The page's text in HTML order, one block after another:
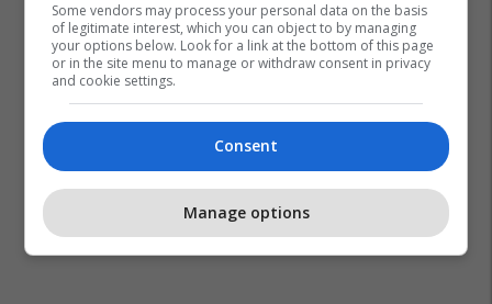
Some vendors may process your personal data on the basis
of legitimate interest, which you can object to by managing
your options below. Look for a link at the bottom of this page
or in the site menu to manage or withdraw consent in privacy
and cookie settings.
Consent
Manage options